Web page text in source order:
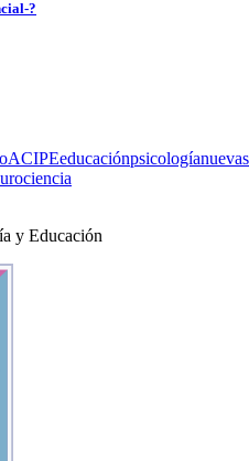
?
ACIPEeducaciónpsicologíanuevas
y Educación